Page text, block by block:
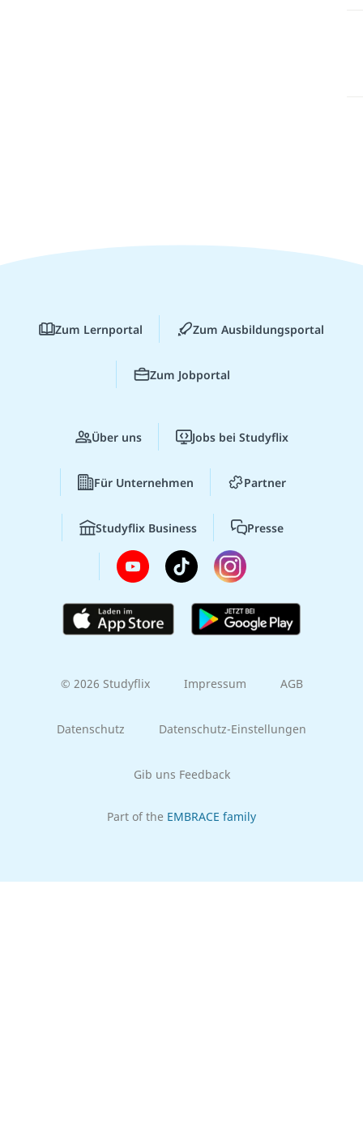
Zum Lernportal Zum Ausbildungsportal
Zum Jobportal
Über uns Jobs bei Studyflix
Für Unternehmen Partner
Studyflix Business Presse
© 2026 Studyflix Impressum AGB
Datenschutz Datenschutz-Einstellungen
Gib uns Feedback
Part of the EMBRACE family